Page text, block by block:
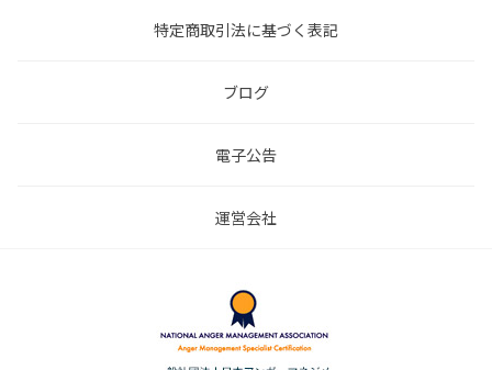
特定商取引法に基づく表記
ブログ
電子公告
運営会社